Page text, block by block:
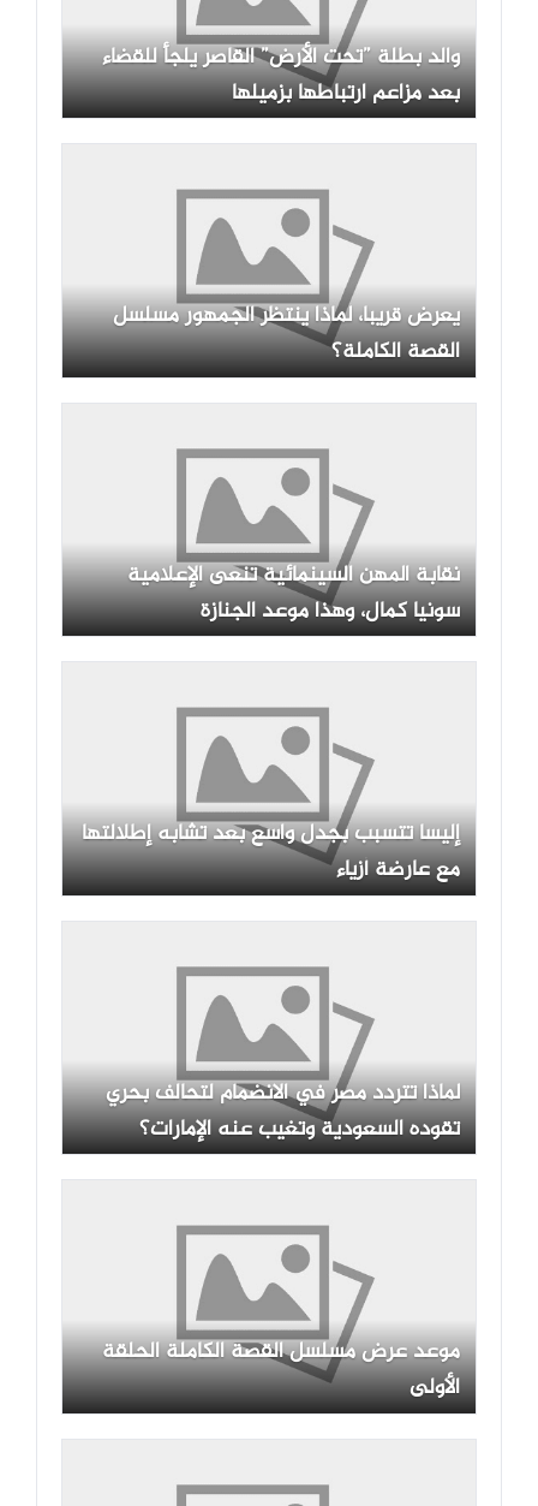
والد بطلة ”تحت الأرض” القاصر يلجأ للقضاء
بعد مزاعم ارتباطها بزميلها
يعرض قريبا، لماذا ينتظر الجمهور مسلسل
القصة الكاملة؟
نقابة المهن السينمائية تنعى الإعلامية
سونيا كمال، وهذا موعد الجنازة
إليسا تتسبب بجدل واسع بعد تشابه إطلالتها
مع عارضة أزياء
لماذا تتردد مصر في الانضمام لتحالف بحري
تقوده السعودية وتغيب عنه الإمارات؟
موعد عرض مسلسل القصة الكاملة الحلقة
الأولى